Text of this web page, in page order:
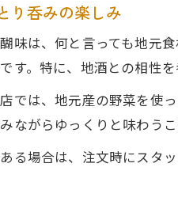
り呑みの楽しみ
味は、何と言っても地元
す。特に、地酒との相性
では、地元産の野菜を使
ながらゆっくりと味わう
る場合は、注文時にスタ